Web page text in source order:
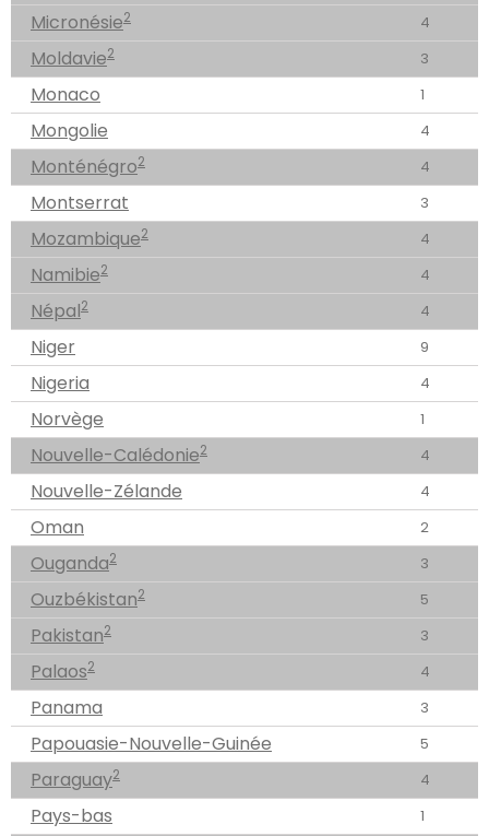
Micronésie2 4
Moldavie2 3
Monaco 1
Mongolie 4
Monténégro2 4
Montserrat 3
Mozambique2 4
Namibie2 4
Népal2 4
Niger 9
Nigeria 4
Norvège 1
Nouvelle-Calédonie2 4
Nouvelle-Zélande 4
Oman 2
Ouganda2 3
Ouzbékistan2 5
Pakistan2 3
Palaos2 4
Panama 3
Papouasie-Nouvelle-Guinée 5
Paraguay2 4
Pays-bas 1